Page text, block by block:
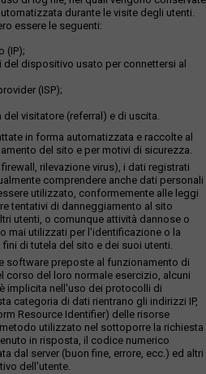
durante le visite degli utenti.
essere le seguenti:
(IP);
dispositivo usato per connettersi al
(ISP);
visitatore (referral) e di uscita.
in forma automatizzata e raccolte al
del sito e per motivi di sicurezza.
rilevazione virus), i dati registrati
comprendere anche dati personali
utilizzato, conformemente alle leggi
tentativi di danneggiamento al sito
utenti, o comunque attività dannose o
mai utilizzati per l'identificazione o la
di tutela del sito e dei suoi utenti.
software preposte al funzionamento di
del loro normale esercizio, alcuni
implicita nell'uso dei protocolli di
categoria di dati rientrano gli indirizzi IP,
Resource Identifier) delle risorse
utilizzato nel sottoporre la richiesta
in risposta, il codice numerico
dal server (buon fine, errore, ecc.) ed altri
dell'utente.